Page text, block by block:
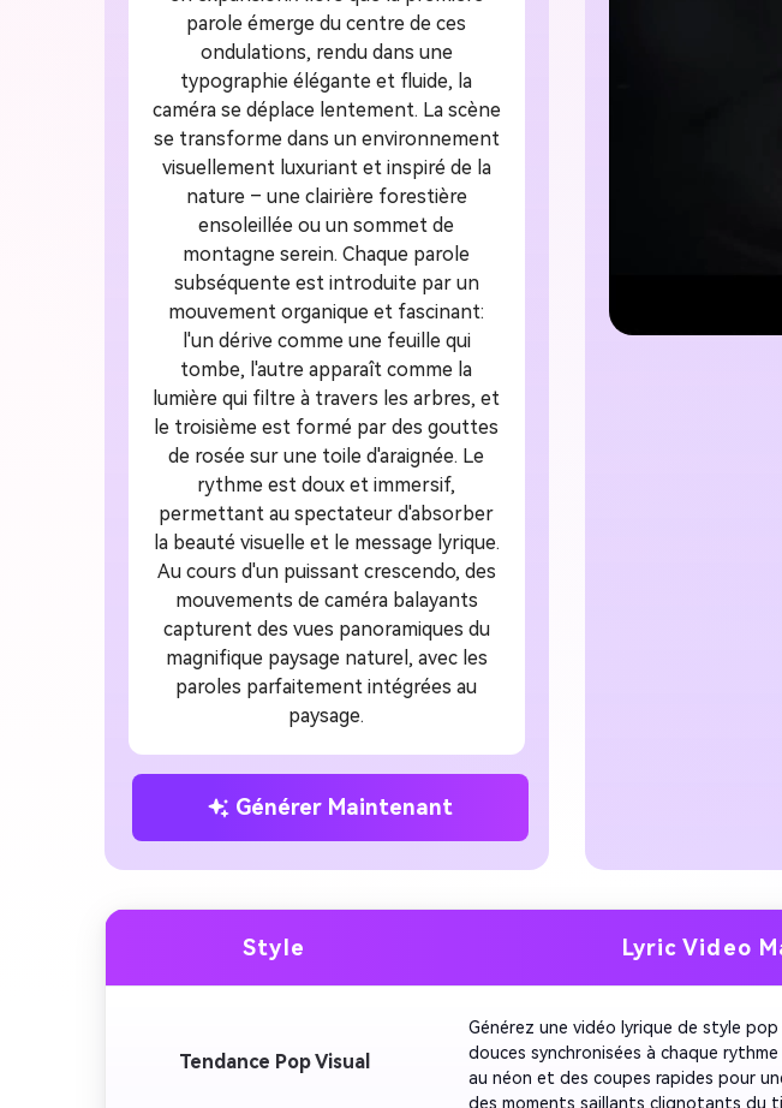
parole émerge du centre de ces
ondulations, rendu dans une
typographie élégante et fluide, la
caméra se déplace lentement. La scène
se transforme dans un environnement
visuellement luxuriant et inspiré de la
nature – une clairière forestière
ensoleillée ou un sommet de
montagne serein. Chaque parole
subséquente est introduite par un
mouvement organique et fascinant:
l'un dérive comme une feuille qui
tombe, l'autre apparaît comme la
lumière qui filtre à travers les arbres, et
le troisième est formé par des gouttes
de rosée sur une toile d'araignée. Le
rythme est doux et immersif,
permettant au spectateur d'absorber
la beauté visuelle et le message lyrique.
Au cours d'un puissant crescendo, des
mouvements de caméra balayants
capturent des vues panoramiques du
magnifique paysage naturel, avec les
paroles parfaitement intégrées au
paysage.
Générer Maintenant
Style Lyric Video
Tendance Pop Visual
Générez une vidéo lyrique de style
douces synchronisées à chaque
au néon et des coupes rapides pour
des moments saillants clignotants du